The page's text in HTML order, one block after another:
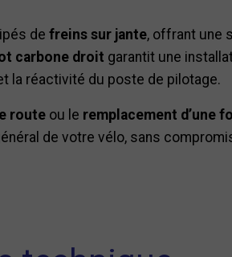
de freins sur jante, offrant une
carbone droit garantit une
la réactivité du poste de pilotage.
route ou le remplacement d’une
de votre vélo, sans